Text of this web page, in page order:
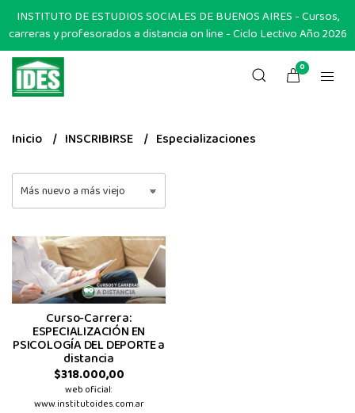
INSTITUTO DE ESTUDIOS SOCIALES DE BUENOS AIRES - Cursos,
carreras y profesorados a distancia on line - Ciclo Lectivo Año 2026
0
Inicio INSCRIBIRSE Especializaciones
Curso-Carrera:
ESPECIALIZACIÓN EN
PSICOLOGÍA DEL DEPORTE a
distancia
$318.000,00
web oficial:
www.institutoides.com.ar